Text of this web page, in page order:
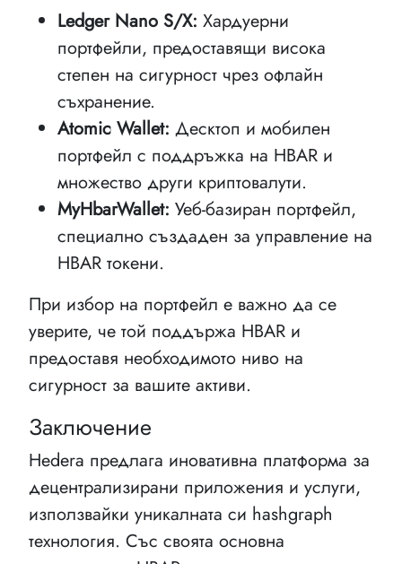
Ledger Nano S/X: Хардуерни
портфейли, предоставящи висока
степен на сигурност чрез офлайн
съхранение.
Atomic Wallet: Десктоп и мобилен
портфейл с поддръжка на HBAR и
множество други криптовалути.
MyHbarWallet: Уеб-базиран портфейл,
специално създаден за управление на
HBAR токени.
При избор на портфейл е важно да се
уверите, че той поддържа HBAR и
предоставя необходимото ниво на
сигурност за вашите активи.
Заключение
Hedera предлага иновативна платформа за
децентрализирани приложения и услуги,
използвайки уникалната си hashgraph
технология. Със своята основна